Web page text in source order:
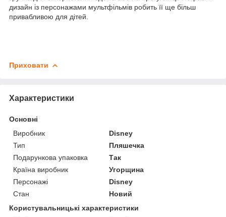
дизайн із персонажами мультфільмів робить її ще більш
привабливою для дітей.
Приховати
Характеристики
Основні
Виробник
Disney
Тип
Пляшечка
Подарункова упаковка
Так
Країна виробник
Угорщина
Персонажі
Disney
Стан
Новий
Користувальницькі характеристики